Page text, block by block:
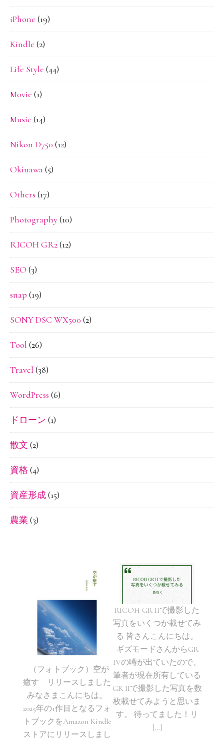
iPhone (19)
Kindle (2)
Life Style (44)
Movie (1)
Music (14)
Nikon D750 (12)
Okinawa(5)
Others (17)
Photography(10)
RICOH GR2(12)
SEO (3)
snap (19)
SONY DSC WX500 (2)
Tool (26)
Travel (38)
WordPress (6)
ドローン (1)
散文 (2)
資格 (4)
資産形成(15)
農業 (3)
（フォトブック）空が
癒す リリースしました
みなさまこんにちは。
2025年の1作目となるフォ
トブックをAmazon Kindle
ストアにリリースしまし
RICOH GR IIで撮影した
写真をいくつか載せてみ
る 皆さんこんにちは。
ギズモードさんからGR
IVの噂が出ていたので、
筆者が現在所有している
GR IIで撮影した写真を数
枚載せてみようと思いま
す。 待ってました！リ
[…]